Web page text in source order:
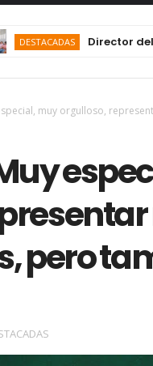
Director del SNS
muy orgulloso,
pero